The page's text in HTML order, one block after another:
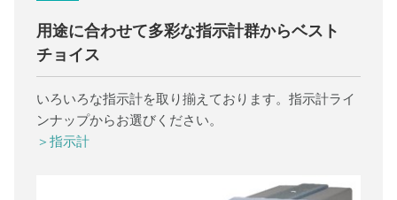
用途に合わせて多彩な指示計群からベスト
チョイス
いろいろな指示計を取り揃えております。指示計ライ
ンナップからお選びください。
＞指示計